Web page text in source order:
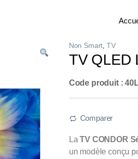
Non Smart, TV
TV QLED
Code produit :
Comparer
LaTV CONDOR
un modèle conçu